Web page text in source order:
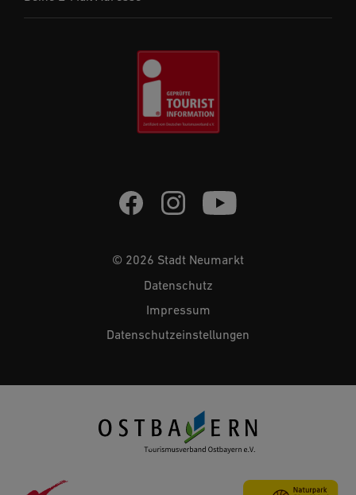
© 2026 Stadt Neumarkt
Datenschutz
Impressum
Datenschutzeinstellungen